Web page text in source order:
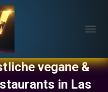
I
A
vegane &
in Las